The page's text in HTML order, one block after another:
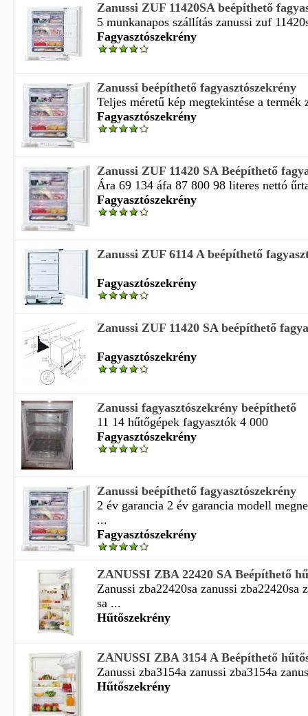
Zanussi ZUF 11420SA beépíthető
5 munkanapos szállítás zanussi zuf
Fagyasztószekrény
Zanussi beépíthető fagyasztószekrény
Teljes méretű kép megtekintése a termék
Fagyasztószekrény
Zanussi ZUF 11420 SA Beépíthető
Ára 69 134 áfa 87 800 98 literes nettó
Fagyasztószekrény
Zanussi ZUF 6114 A beépíthető
Fagyasztószekrény
Zanussi ZUF 11420 SA beépíthető
Fagyasztószekrény
Zanussi fagyasztószekrény beépíthető
11 14 hűtőgépek fagyasztók 4 000
Fagyasztószekrény
Zanussi beépíthető fagyasztószekrény
2 év garancia 2 év garancia modell
...
Fagyasztószekrény
ZANUSSI ZBA 22420 SA Beépíthető
Zanussi zba22420sa zanussi zba22420sa
sa ...
Hűtőszekrény
ZANUSSI ZBA 3154 A Beépíthető
Zanussi zba3154a zanussi zba3154a
Hűtőszekrény